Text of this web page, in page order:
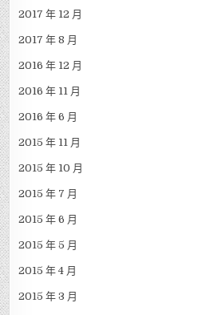
2017 年 12 月
2017 年 8 月
2016 年 12 月
2016 年 11 月
2016 年 6 月
2015 年 11 月
2015 年 10 月
2015 年 7 月
2015 年 6 月
2015 年 5 月
2015 年 4 月
2015 年 3 月